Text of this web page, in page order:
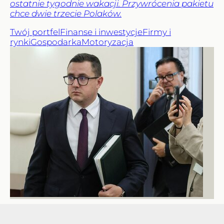
ostatnie tygodnie wakacji. Przywrócenia pakietu
chce dwie trzecie Polaków.
Twój portfelFinanse i inwestycjeFirmy i
rynkiGospodarkaMotoryzacja